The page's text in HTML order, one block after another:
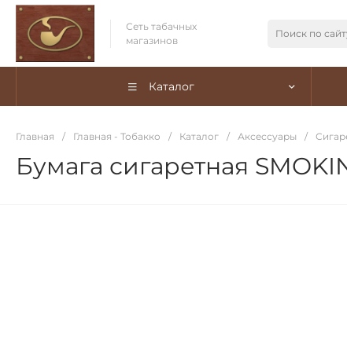
Сеть табачных
магазинов
Каталог
Главная / Главная - Тобакко / Каталог / Аксессуары /
Бумага сигаретная